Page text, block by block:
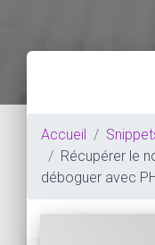
Accueil
Récupérer le
déboguer avec